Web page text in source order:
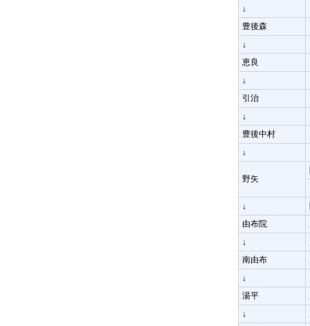
↓
豊後森
↓
恵良
↓
引治
↓
豊後中村
↓
野矢
↓
由布院
↓
南由布
↓
湯平
↓